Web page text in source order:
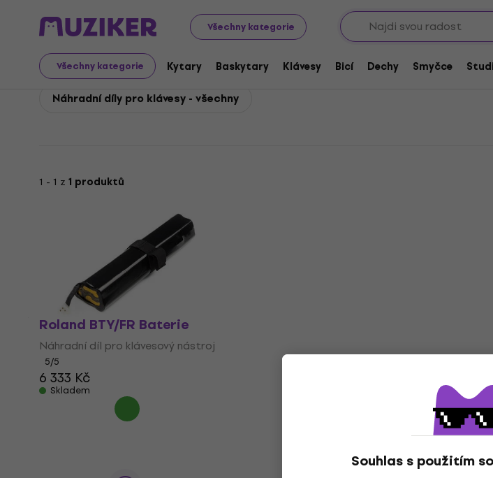
Všechny kategorie
Všechny kategorie Kytary Baskytary Klávesy Bicí Dechy Smyčce
Souhlas s použitím
Roland Klávesy Klávesové příslušenství Roland Náhradní díly pro klávesy
Roland Náhradní díly pro klávesy
Náhradní díly pro klávesy - všechny
1 - 1 z 1 produktů
Roland BTY/FR Baterie
Náhradní díl pro klávesový nástroj
5/5
6 333 Kč
Skladem